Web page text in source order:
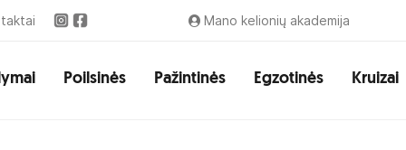
Mano kelionių akademija
Poilsinės Pažintinės Egzotinės Kruizai